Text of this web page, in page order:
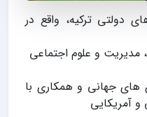
دولتی ترکیه، واقع در
مدیریت و علوم اجتماعی
های جهانی و همکاری با
و آمریکایی